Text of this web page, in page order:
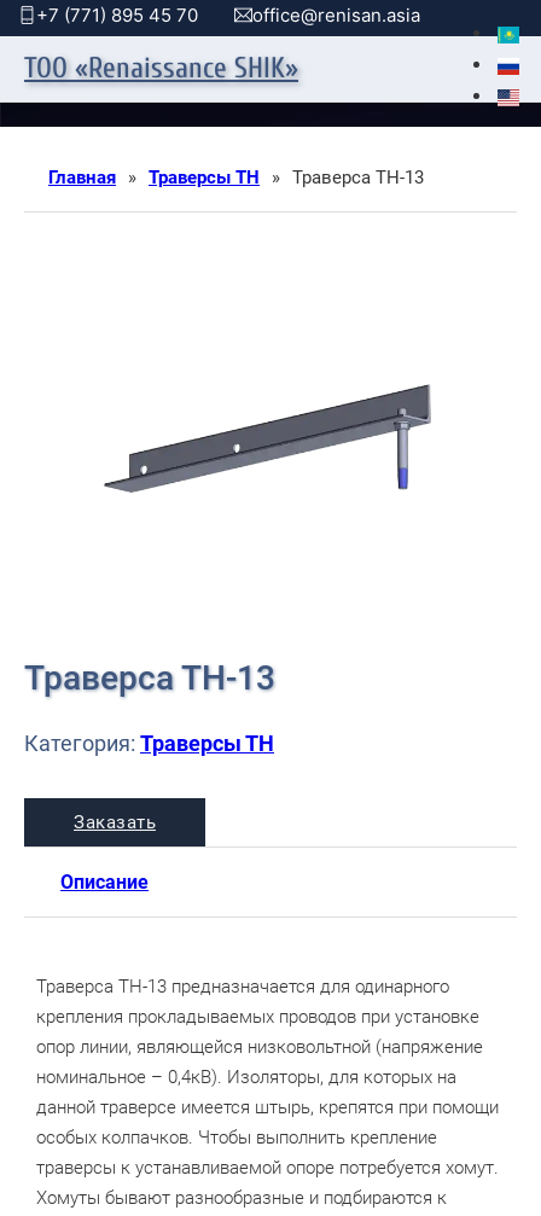
+7 (771) 895 45 70 office@renisan.asia
ТОО «Renaissance SHIK»
Главная » Траверсы ТН » Траверса ТН-13
Траверса ТН-13
Категория: Траверсы ТН
Заказать
Описание
Траверса ТН-13 предназначается для одинарного
крепления прокладываемых проводов при установке
опор линии, являющейся низковольтной (напряжение
номинальное – 0,4кВ). Изоляторы, для которых на
данной траверсе имеется штырь, крепятся при помощи
особых колпачков. Чтобы выполнить крепление
траверсы к устанавливаемой опоре потребуется хомут.
Хомуты бывают разнообразные и подбираются к